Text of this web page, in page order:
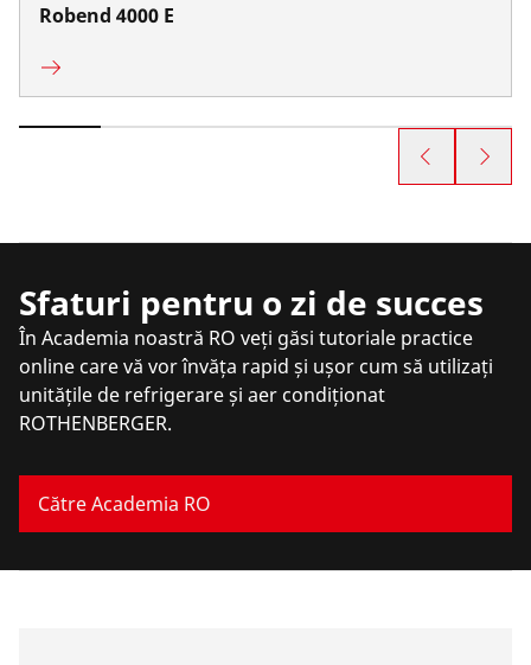
Robend 4000 E
Sfaturi pentru o zi de succes
În Academia noastră RO veți găsi tutoriale practice
online care vă vor învăța rapid și ușor cum să utilizați
unitățile de refrigerare și aer condiționat
ROTHENBERGER.
Către Academia RO